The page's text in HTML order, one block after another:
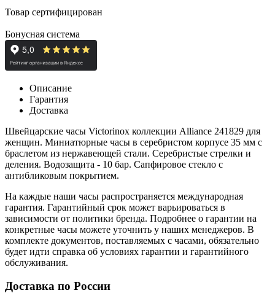
Товар сертифицирован
Бонусная система
Описание
Гарантия
Доставка
Швейцарские часы Victorinox коллекции Alliance 241829 для
женщин. Миниатюрные часы в серебристом корпусе 35 мм с
браслетом из нержавеющей стали. Серебристые стрелки и
деления. Водозащита - 10 бар. Сапфировое стекло с
антибликовым покрытием.
На каждые наши часы распространяется международная
гарантия. Гарантийный срок может варьироваться в
зависимости от политики бренда. Подробнее о гарантии на
конкретные часы можете уточнить у наших менеджеров. В
комплекте документов, поставляемых с часами, обязательно
будет идти справка об условиях гарантии и гарантийного
обслуживания.
Доставка по России